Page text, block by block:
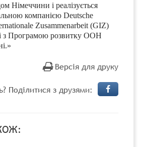
Німеччини і реалізується
компанією Deutsche
Zusammenarbeit (GIZ)
з Програмою розвитку ООН
Версія для друку
Поділитися з друзями: